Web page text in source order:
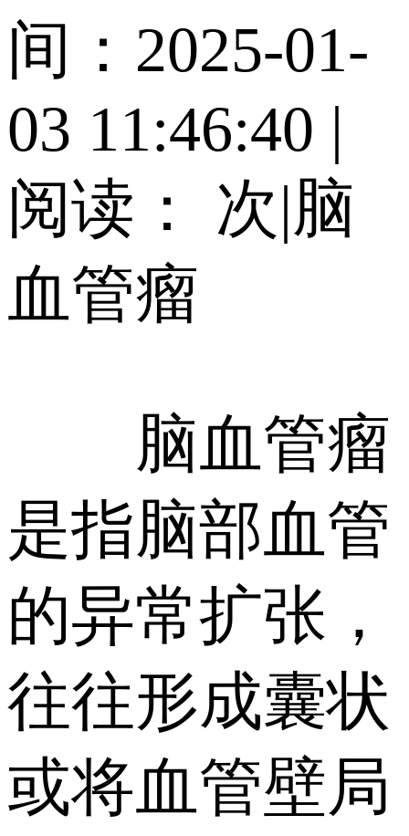
间：2025-01-
03 11:46:40 |
阅读： 次|脑
血管瘤
脑血管瘤
是指脑部血管
的异常扩张，
往往形成囊状
或将血管壁局